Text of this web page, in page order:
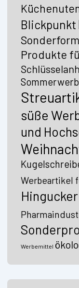
Blickpunkt
Produkte
süße
und
Werbeartikel
Hingucker
Werbemittel